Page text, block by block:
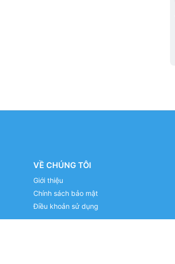
VỀ CHÚNG TÔI
Giới thiệu
Chính sách bảo mật
Điều khoản sử dụng